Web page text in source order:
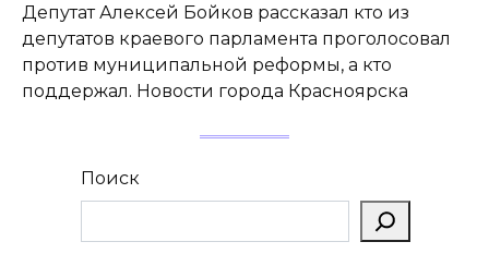
Депутат Алексей Бойков рассказал кто из
депутатов краевого парламента проголосовал
против муниципальной реформы, а кто
поддержал. Новости города Красноярска
Поиск